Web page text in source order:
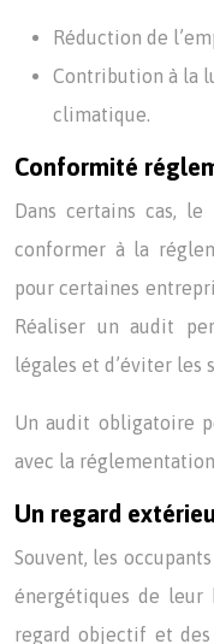
Réduction de
Contribution à la
climatique.
Conformité
Dans certains cas,
conformer à la
pour certaines
Réaliser un audit
légales et d’éviter les
Un audit obligatoire
avec la
Un regard
Souvent, les
énergétiques de leur
regard objectif et des